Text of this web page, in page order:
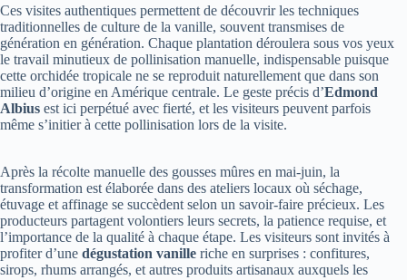
Ces visites authentiques permettent de découvrir les techniques
traditionnelles de culture de la vanille, souvent transmises de
génération en génération. Chaque plantation déroulera sous vos yeux
le travail minutieux de pollinisation manuelle, indispensable puisque
cette orchidée tropicale ne se reproduit naturellement que dans son
milieu d’origine en Amérique centrale. Le geste précis d’Edmond
Albius est ici perpétué avec fierté, et les visiteurs peuvent parfois
même s’initier à cette pollinisation lors de la visite.
Après la récolte manuelle des gousses mûres en mai-juin, la
transformation est élaborée dans des ateliers locaux où séchage,
étuvage et affinage se succèdent selon un savoir-faire précieux. Les
producteurs partagent volontiers leurs secrets, la patience requise, et
l’importance de la qualité à chaque étape. Les visiteurs sont invités à
profiter d’une dégustation vanille riche en surprises : confitures,
sirops, rhums arrangés, et autres produits artisanaux auxquels les